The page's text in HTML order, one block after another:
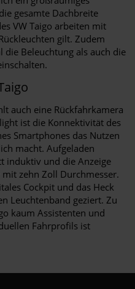
gesamte Dachbreite
VW Taigo arbeiten mit
gilt. Zudem
die Beleuchtung als auch die
auch eine Rückfahrkamera
ist die Konnektivität des
Smartphones das Nutzen
macht. Aufgeladen
induktiv und die Anzeige
zehn Zoll Durchmesser.
Cockpit und das Heck
Leuchtenband geziert. Zu
kaum Assistenten und
Fahrprofils ist